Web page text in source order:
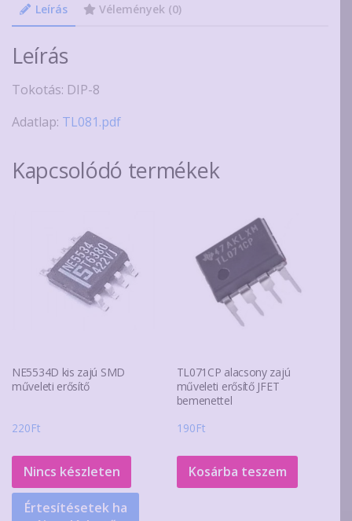
erősítő
mennyiség
Leírás Vélemények (0)
Leírás
Tokotás: DIP-8
Adatlap: TL081.pdf
Kapcsolódó termékek
NE5534D kis zajú SMD
műveleti erősítő
220Ft
Nincs készleten
Értesítésetek ha
TL071CP alacsony zajú
műveleti erősítő JFET
bemenettel
190Ft
Kosárba teszem